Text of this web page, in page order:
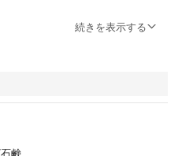
袋に入れ発送となります
続きを表示する
鹸